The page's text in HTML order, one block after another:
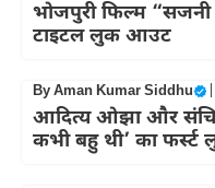
भोजपुरी फिल्म “सजनी
टाइटल लुक आउट
ByAman Kumar Siddhu
आदित्य ओझा और
कभी बहु थी’ का फर्स्ट